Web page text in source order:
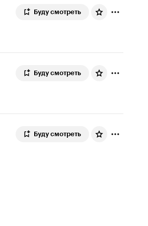
Буду смотреть
Буду смотреть
Буду смотреть